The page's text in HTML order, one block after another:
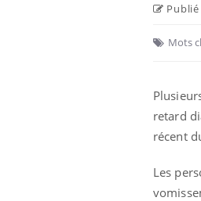
Publié
Mots
retard
récent
Les